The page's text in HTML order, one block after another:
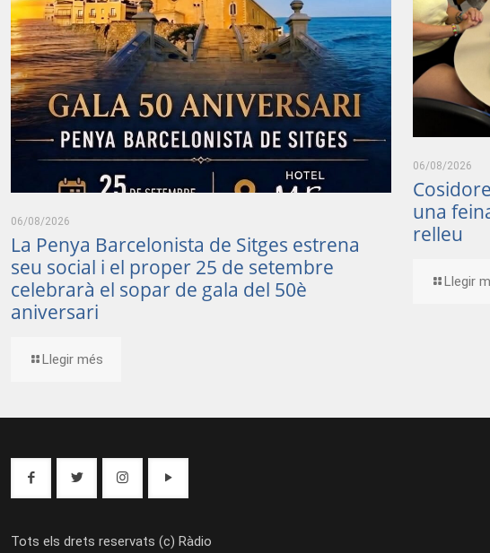
06/08/2026
La Penya Barcelonista de Sitges estrena
seu social i el proper 25 de setembre
celebrarà el sopar de gala del 50è
aniversari
Llegir més
06/08/2026
una
relleu
Llegir
Tots els drets reservats (c) Ràdio